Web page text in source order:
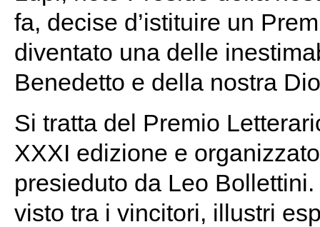
fa, decise d’istituire un
diventato una delle
Benedetto e della nostra
Si tratta del Premio
XXXI edizione e
presieduto da Leo
visto tra i vincitori, illustri